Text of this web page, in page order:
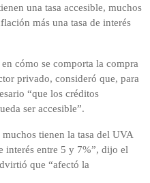
una tasa accesible, muchos
más una tasa de interés
cómo se comporta la compra
privado, consideró que, para
“que los créditos
ser accesible”.
tienen la tasa del UVA
interés entre 5 y 7%”, dijo el
que “afectó la